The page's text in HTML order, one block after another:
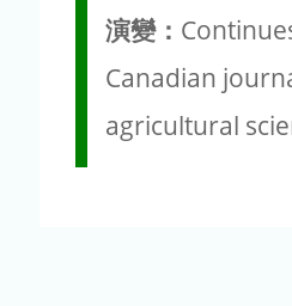
演變：
Canadian
agricultural